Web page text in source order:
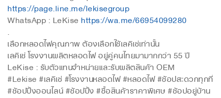
https://page.line.me/lekisegroup
WhatsApp : LeKisehttps://wa.me/66954099280
.
เลือกหลอดไฟคุณภาพ ต้องเลือกใช้เลคิเซ่เท่านั้น
เลคิเซ่ โรงงานผลิตหลอดไฟ อยู่คู่คนไทยมามากกว่า 55 ปี
LeKise : รับตัวแทนจำหน่ายและรับผลิตสินค้า OEM
#Lekise #เลคิเซ่ #โรงงานหลอดไฟ #หลอดไฟ #ช้อปสะดวกทุกที่
#ช้อปปิ้งออนไลน์ #ช้อปปิ้ง #ซื้อสินค้าราคาพิเศษ #ช้อปอยู่บ้าน